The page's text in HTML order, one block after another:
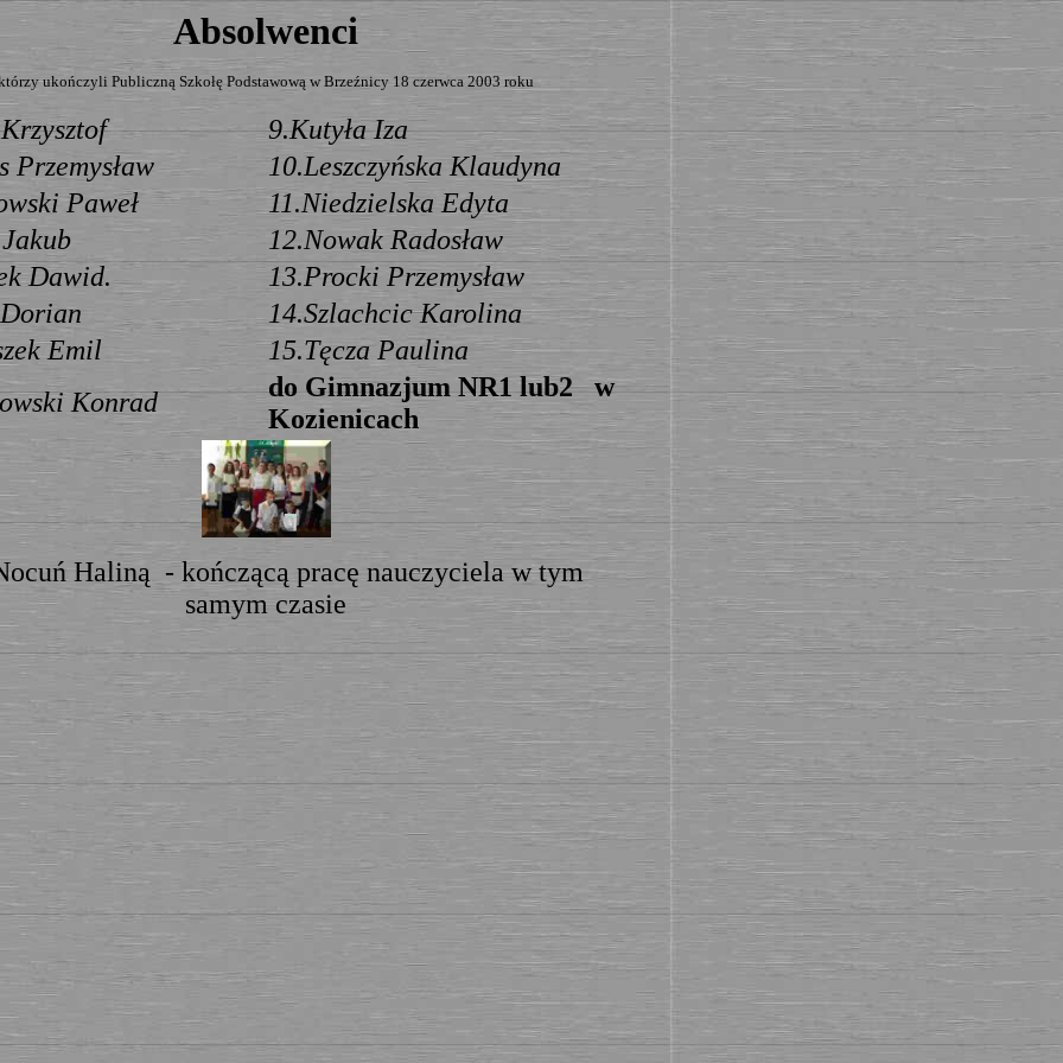
Absolwenci
ukończyli Publiczną Szkołę Podstawową w Brzeźnicy 18 czerwca 2003 roku
9.Kutyła Iza
Przemysław
10.Leszczyńska Klaudyna
Paweł
11.Niedzielska Edyta
12.Nowak Radosław
Dawid.
13.Procki Przemysław
14.Szlachcic Karolina
Emil
15.Tęcza Paulina
Konrad
do Gimnazjum NR1 lub2 w
Kozienicach
Haliną - kończącą pracę nauczyciela w tym
samym czasie